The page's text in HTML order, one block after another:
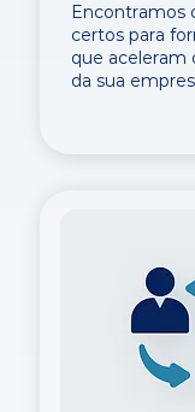
Encontramos
certos para
que aceleram
da sua